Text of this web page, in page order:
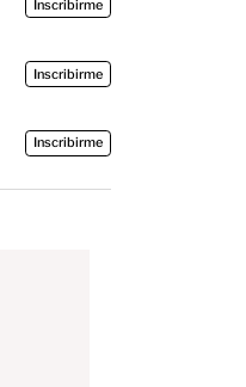
Inscribirme
Inscribirme
Inscribirme